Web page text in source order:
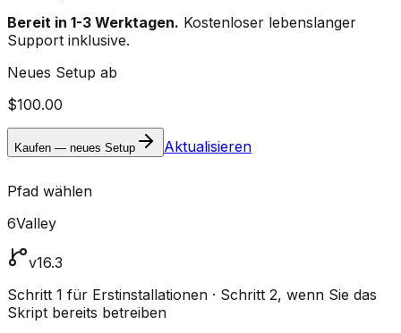
Bereit in 1-3 Werktagen. Kostenloser lebenslanger
Support inklusive.
Neues Setup ab
$100.00
Kaufen — neues Setup Aktualisieren
Pfad wählen
6Valley
v16.3
Schritt 1 für Erstinstallationen · Schritt 2, wenn Sie das
Skript bereits betreiben